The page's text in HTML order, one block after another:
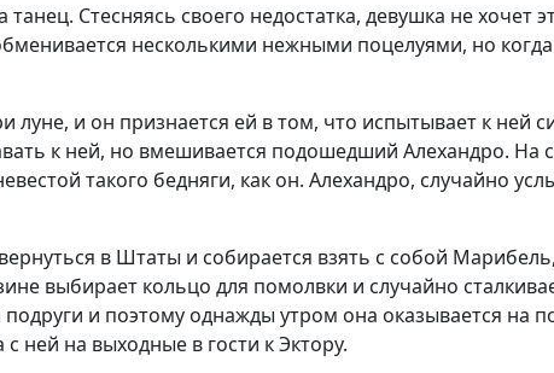
Стесняясь своего недостатка, девушка не хочет
несколькими нежными поцелуями, но
луне, и он признается ей в том, что испытывает к
к ней, но вмешивается подошедший Алехандро.
такого бедняги, как он. Алехандро, случайно
в Штаты и собирается взять с собой
выбирает кольцо для помолвки и случайно
и поэтому однажды утром она оказывается на
ней на выходные в гости к Эктору.